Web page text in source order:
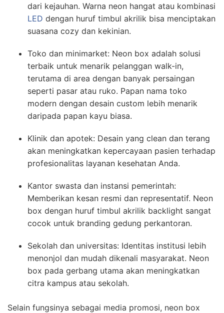
dari kejauhan. Warna neon hangat atau kombinasi
LED dengan huruf timbul akrilik bisa menciptakan
suasana cozy dan kekinian.
Toko dan minimarket: Neon box adalah solusi
terbaik untuk menarik pelanggan walk-in,
terutama di area dengan banyak persaingan
seperti pasar atau ruko. Papan nama toko
modern dengan desain custom lebih menarik
daripada papan kayu biasa.
Klinik dan apotek: Desain yang clean dan terang
akan meningkatkan kepercayaan pasien terhadap
profesionalitas layanan kesehatan Anda.
Kantor swasta dan instansi pemerintah:
Memberikan kesan resmi dan representatif. Neon
box dengan huruf timbul akrilik backlight sangat
cocok untuk branding gedung perkantoran.
Sekolah dan universitas: Identitas institusi lebih
menonjol dan mudah dikenali masyarakat. Neon
box pada gerbang utama akan meningkatkan
citra kampus atau sekolah.
Selain fungsinya sebagai media promosi, neon box